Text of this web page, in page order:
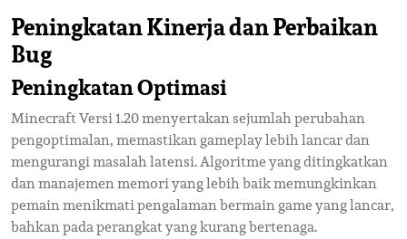
Peningkatan Kinerja dan Perbaikan
Bug
Peningkatan Optimasi
Minecraft Versi 1.20 menyertakan sejumlah perubahan
pengoptimalan, memastikan gameplay lebih lancar dan
mengurangi masalah latensi. Algoritme yang ditingkatkan
dan manajemen memori yang lebih baik memungkinkan
pemain menikmati pengalaman bermain game yang lancar,
bahkan pada perangkat yang kurang bertenaga.